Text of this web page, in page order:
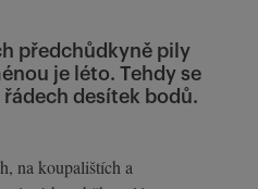
předchůdkyně pily
je léto. Tehdy se
desítek bodů.
na koupalištích a